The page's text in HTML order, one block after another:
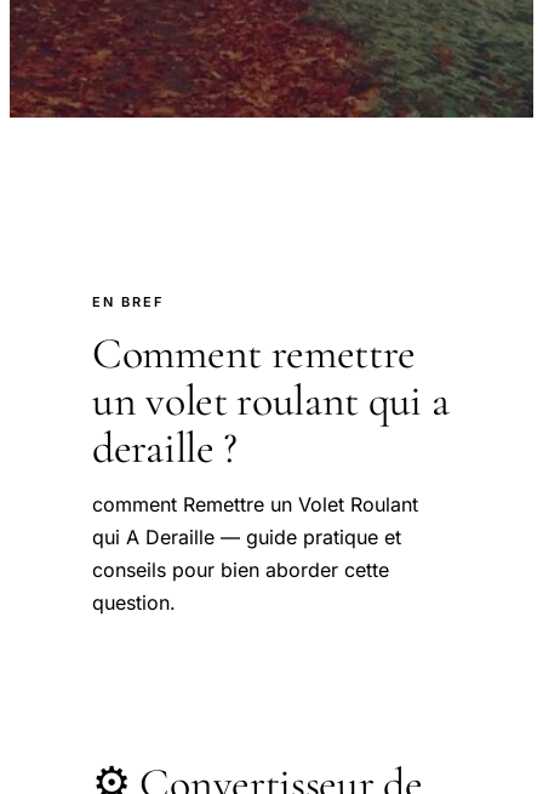
EN BREF
Comment remettre
un volet roulant qui a
deraille ?
comment Remettre un Volet Roulant
qui A Deraille — guide pratique et
conseils pour bien aborder cette
question.